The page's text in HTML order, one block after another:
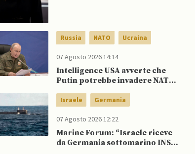
Russia NATO Ucraina
07 Agosto 2026 14:14
Intelligence USA avverte che
Putin potrebbe invadere NATO
Ucraina
Israele Germania
07 Agosto 2026 12:22
Marine Forum: “Israele riceve
da Germania sottomarino INS